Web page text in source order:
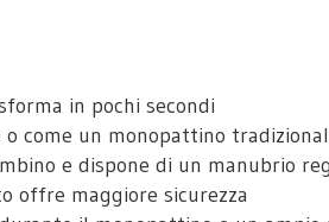
in pochi secondi
come un monopattino
e dispone di un manubrio
offre maggiore sicurezza